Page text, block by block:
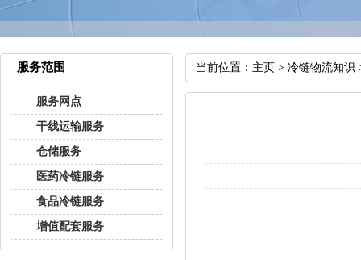
服务范围
服务网点
干线运输服务
仓储服务
医药冷链服务
食品冷链服务
增值配套服务
当前位置： 主页 > 冷链物流知识